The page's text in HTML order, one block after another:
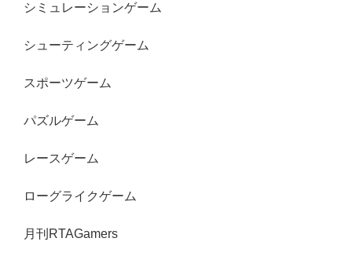
シミュレーションゲーム
シューティングゲーム
スポーツゲーム
パズルゲーム
レースゲーム
ローグライクゲーム
月刊RTAGamers